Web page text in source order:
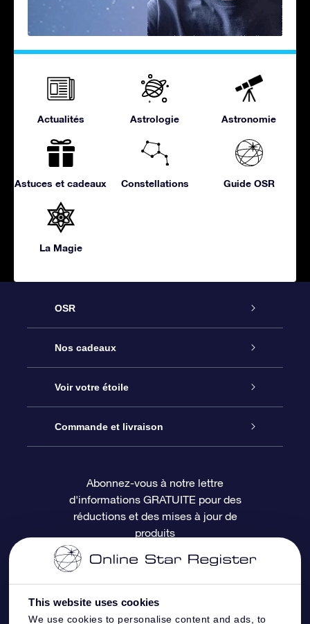
This website uses cookies
We use cookies to personalise content and ads, to
Actualités Astrologie Astronomie
Astuces et cadeaux Constellations Guide OSR
La Magie
OSR
Service
À propos de l’OSR
Nous contacter
Questions fréquemment posées
Revues
Nos cadeaux
Cadeau d’étoile en ligne
Coffret cadeau OSR
Carte cadeau OSR
Voir votre étoile
Registre des étoiles
Page d’accueil personnalisée
Appli Voler vers les étoiles
Commande et livraison
Informations de paiement
Informations d’expédition
Politique de retour
Constellations
Abonnez-vous à notre lettre
d'informations GRATUITE pour des
réductions et des mises à jour de
produits